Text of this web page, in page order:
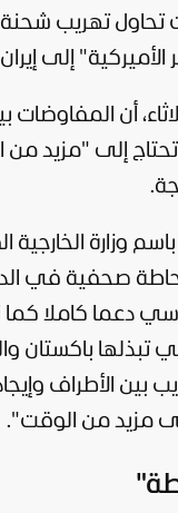
تحاول تهريب
الأميركية" إلى
أن المفاوضات
تحتاج إلى "مزيد
وزارة الخارجية
إحاطة صحفية في
دعما كاملا
تبذلها باكستان
بين الأطراف
إلى مزيد من الوقت".